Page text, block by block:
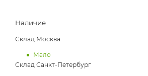
Наличие
Склад Москва
Мало
Склад Санкт-Петербург